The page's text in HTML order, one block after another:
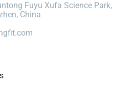
Fuyu Xufa Science Park,
China